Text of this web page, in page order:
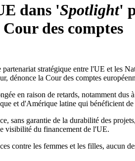
dans 'Spotlight'
des comptes
partenariat stratégique entre l'UE et les
dénonce la Cour des comptes
en raison de retards, notamment
et d'Amérique latine qui bénéficient
sans garantie de la durabilité des
visibilité du financement de l'UE.
contre les femmes et les filles, aucun